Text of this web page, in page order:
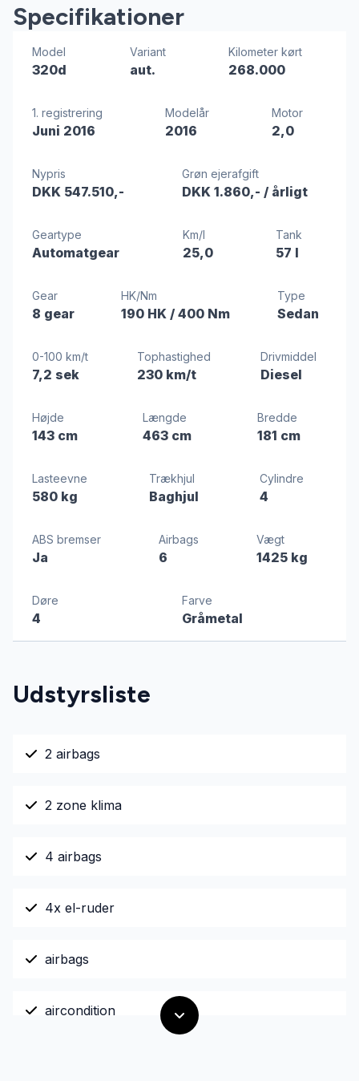
Specifikationer
Model
320d
Variant
aut.
Kilometer kørt
268.000
1. registrering
Juni 2016
Modelår
2016
Motor
2,0
Nypris
DKK 547.510,-
Grøn ejerafgift
DKK 1.860,- / årligt
Geartype
Automatgear
Km/l
25,0
Tank
57 l
Gear
8 gear
HK/Nm
190 HK / 400 Nm
Type
Sedan
0-100 km/t
7,2 sek
Tophastighed
230 km/t
Drivmiddel
Diesel
Højde
143 cm
Længde
463 cm
Bredde
181 cm
Lasteevne
580 kg
Trækhjul
Baghjul
Cylindre
4
ABS bremser
Ja
Airbags
6
Vægt
1425 kg
Døre
4
Farve
Gråmetal
Udstyrsliste
2 airbags
2 zone klima
4 airbags
4x el-ruder
airbags
aircondition